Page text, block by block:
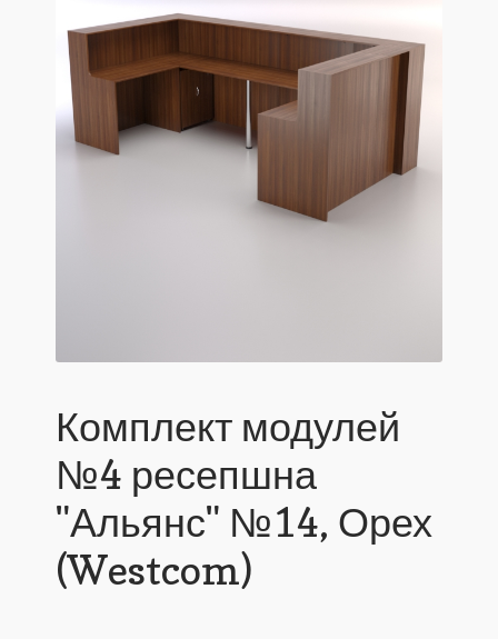
Комплект модулей
№4 ресепшна
"Альянс" №14, Орех
(Westcom)